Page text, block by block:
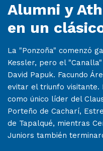
Alumni y
en un
La "Ponzoña" comenzó
Kessler, pero el
David Papuk. Facundo
evitar el triunfo visitante.
como único líder del
Porteño de Cacharí,
de Tapalqué, mientras
Juniors también